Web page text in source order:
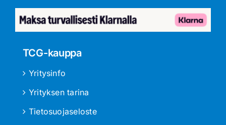
TCG-kauppa
Yritysinfo
Yrityksen tarina
Tietosuojaseloste